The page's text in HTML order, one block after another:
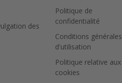
sur le
le site
des
Politique de
confidentialité
Conditions générales
d'utilisation
Politique relative aux
cookies